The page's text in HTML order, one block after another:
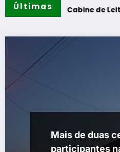
Últimas
da Cabine de Leitura em
Mais de duas
participantes